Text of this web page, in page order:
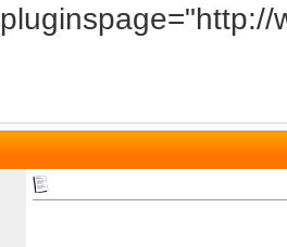
pluginspage="http://